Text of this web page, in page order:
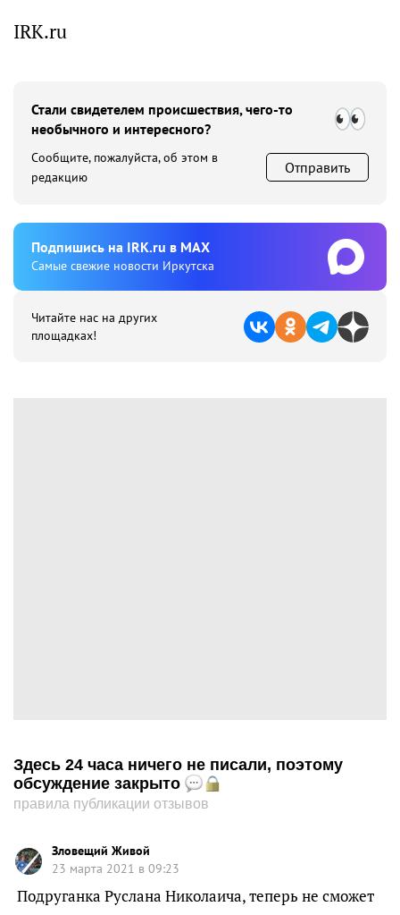
IRK.ru
Стали свидетелем происшествия, чего-то
необычного и интересного?
Сообщите, пожалуйста, об этом в
редакцию
Отправить
Подпишиcь на IRK.ru в MAX
Cамые свежие новости Иркутска
Читайте нас на других
площадках!
Здесь 24 часа ничего не писали, поэтому
обсуждение закрыто
правила публикации отзывов
Зловeщий Живой
23 марта 2021 в 09:23
Подруганка Руслана Николаича, теперь не сможет